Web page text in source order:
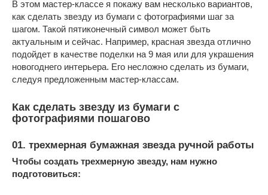
В этом мастер-классе я покажу вам несколько вариантов,
как сделать звезду из бумаги с фотографиями шаг за
шагом. Такой пятиконечный символ может быть
актуальным и сейчас. Например, красная звезда отлично
подойдет в качестве поделки на 9 мая или для украшения
новогоднего интерьера. Его несложно сделать из бумаги,
следуя предложенным мастер-классам.
Как сделать звезду из бумаги с
фотографиями пошагово
01. трехмерная бумажная звезда ручной работы
Чтобы создать трехмерную звезду, нам нужно
подготовиться: